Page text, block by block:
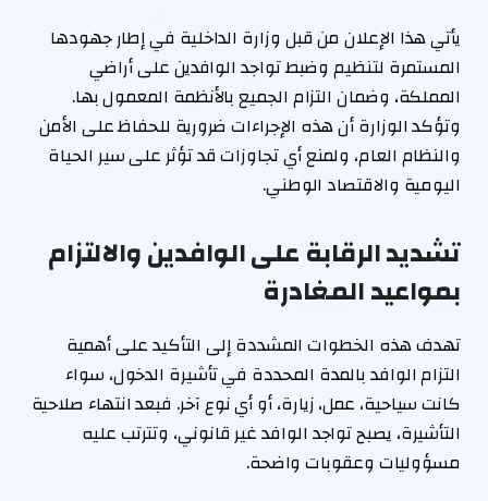
يأتي هذا الإعلان من قبل وزارة الداخلية في إطار جهودها
المستمرة لتنظيم وضبط تواجد الوافدين على أراضي
المملكة، وضمان التزام الجميع بالأنظمة المعمول بها.
وتؤكد الوزارة أن هذه الإجراءات ضرورية للحفاظ على الأمن
والنظام العام، ولمنع أي تجاوزات قد تؤثر على سير الحياة
اليومية والاقتصاد الوطني.
تشديد الرقابة على الوافدين والالتزام
بمواعيد المغادرة
تهدف هذه الخطوات المشددة إلى التأكيد على أهمية
التزام الوافد بالمدة المحددة في تأشيرة الدخول، سواء
كانت سياحية، عمل، زيارة، أو أي نوع آخر. فبعد انتهاء صلاحية
التأشيرة، يصبح تواجد الوافد غير قانوني، وتترتب عليه
مسؤوليات وعقوبات واضحة.